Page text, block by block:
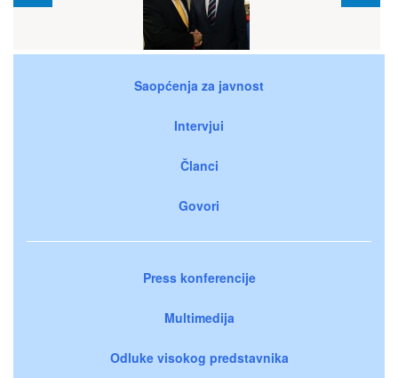
Saopćenja za javnost
Intervjui
Članci
Govori
Press konferencije
Multimedija
Odluke visokog predstavnika